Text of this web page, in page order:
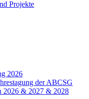
Projekte
2026
der ABCSG
2026 & 2027 & 2028